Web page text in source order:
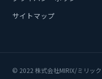
サイトマップ
© 2022 株式会社MIRIX/ミリッ